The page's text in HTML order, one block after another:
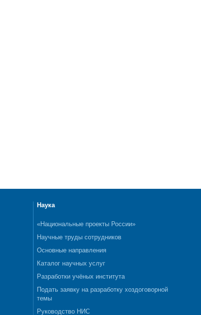
Наука
«Национальные проекты России»
Научные труды сотрудников
Основные направления
Каталог научных услуг
Разработки учёных института
Подать заявку на разработку хоздоговорной
темы
Руководство НИС